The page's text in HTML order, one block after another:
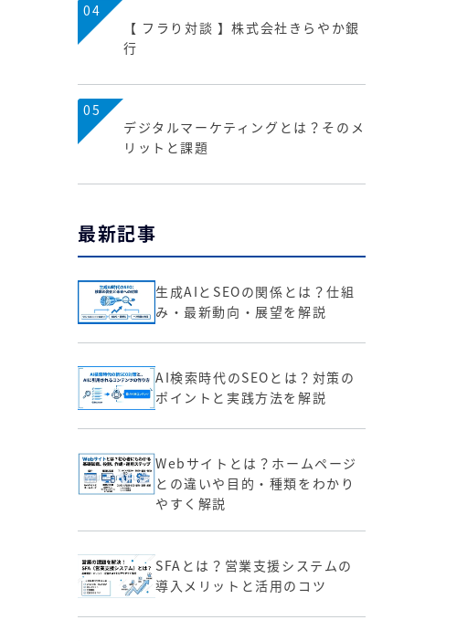
04
【 フラり対談 】株式会社きらやか銀
行
05
デジタルマーケティングとは？そのメ
リットと課題
最新記事
生成AIとSEOの関係とは？仕組
み・最新動向・展望を解説
AI検索時代のSEOとは？対策の
ポイントと実践方法を解説
Webサイトとは？ホームページ
との違いや目的・種類をわかり
やすく解説
SFAとは？営業支援システムの
導入メリットと活用のコツ